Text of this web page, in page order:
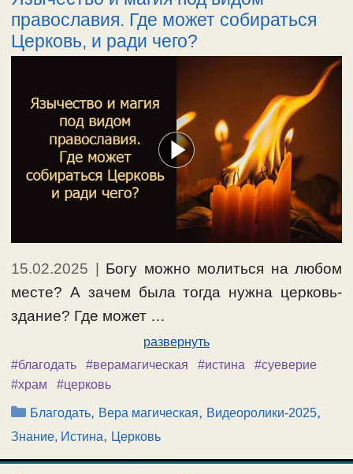
православия. Где может собираться
Церковь, и ради чего?
15.02.2025
Богу можно молиться на любом
месте? А зачем была тогда нужна церковь-
здание? Где может …
развернуть
#благодать
#верамагическая #истина
#суеверие
#храм
#церковь
Рубрики
Благодать, Вера магическая, Видеоролики-2025,
Знание, Истина, Церковь